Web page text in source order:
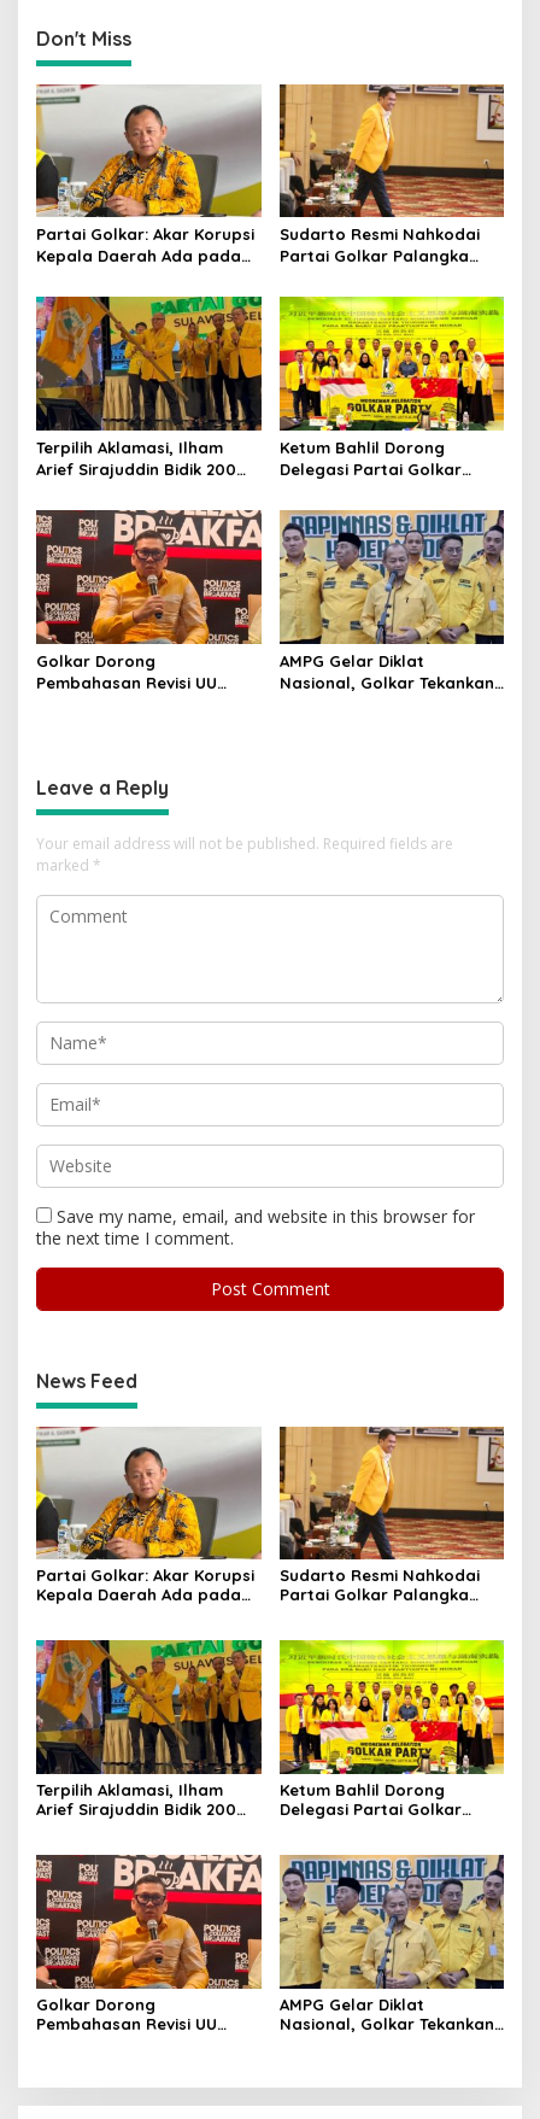
Don't Miss
Partai Golkar: Akar Korupsi
Kepala Daerah Ada pada
Pilkada
Sudarto Resmi Nahkodai
Partai Golkar Palangka
Semakin Solid dan
Dipercaya Rakyat
Terpilih Aklamasi, Ilham
Arief Sirajuddin Bidik 200
Pemilu 2029
Ketum Bahlil Dorong
Delegasi Partai Golkar
Ngabalin Belajar Hilirisasi
Hingga Industrialisasi dari
China
Golkar Dorong
Pembahasan Revisi UU
AMPG Gelar Diklat
Nasional, Golkar Tekankan
Leave a Reply
Your email address will not be published. Required fields are
marked *
Save my name, email, and website in this browser for
the next time I comment.
News Feed
Partai Golkar: Akar Korupsi
Kepala Daerah Ada pada
Sudarto Resmi Nahkodai
Partai Golkar Palangka
Dipercaya Rakyat
Terpilih Aklamasi, Ilham
Arief Sirajuddin Bidik 200
Ketum Bahlil Dorong
Delegasi Partai Golkar
Hingga Industrialisasi dari
China
Golkar Dorong
Pembahasan Revisi UU
AMPG Gelar Diklat
Nasional, Golkar Tekankan